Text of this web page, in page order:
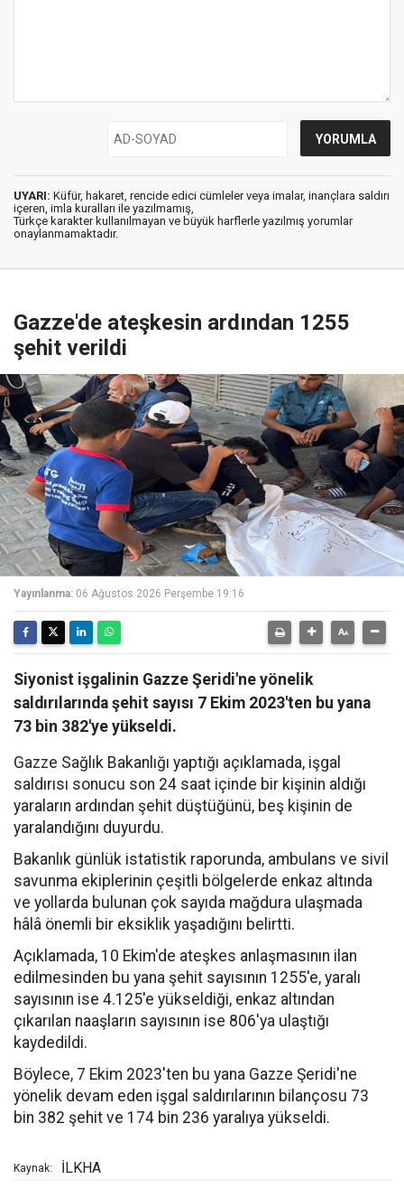
UYARI: Küfür, hakaret, rencide edici cümleler veya imalar, inançlara saldırı
içeren, imla kuralları ile yazılmamış,
Türkçe karakter kullanılmayan ve büyük harflerle yazılmış yorumlar
onaylanmamaktadır.
Gazze'de ateşkesin ardından 1255
şehit verildi
Yayınlanma: 06 Ağustos 2026 Perşembe 19:16
Siyonist işgalinin Gazze Şeridi'ne yönelik
saldırılarında şehit sayısı 7 Ekim 2023'ten bu yana
73 bin 382'ye yükseldi.
Gazze Sağlık Bakanlığı yaptığı açıklamada, işgal
saldırısı sonucu son 24 saat içinde bir kişinin aldığı
yaraların ardından şehit düştüğünü, beş kişinin de
yaralandığını duyurdu.
Bakanlık günlük istatistik raporunda, ambulans ve sivil
savunma ekiplerinin çeşitli bölgelerde enkaz altında
ve yollarda bulunan çok sayıda mağdura ulaşmada
hâlâ önemli bir eksiklik yaşadığını belirtti.
Açıklamada, 10 Ekim'de ateşkes anlaşmasının ilan
edilmesinden bu yana şehit sayısının 1255'e, yaralı
sayısının ise 4.125'e yükseldiği, enkaz altından
çıkarılan naaşların sayısının ise 806'ya ulaştığı
kaydedildi.
Böylece, 7 Ekim 2023'ten bu yana Gazze Şeridi'ne
yönelik devam eden işgal saldırılarının bilançosu 73
bin 382 şehit ve 174 bin 236 yaralıya yükseldi.
Kaynak: İLKHA